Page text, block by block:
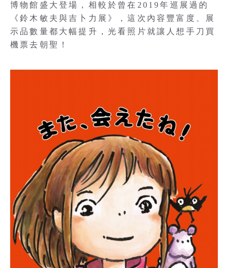
博物館盛大登場，相較於曾在2019年巡展過的
《鈴木敏夫與吉卜力展》，這次內容豐富度、展
示品數量都大幅提升，光看照片就讓人想手刀買
機票去朝聖！